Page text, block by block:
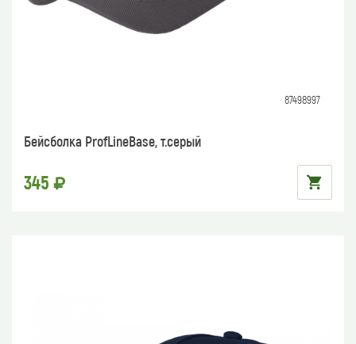
87498997
Бейсболка ProfLineBase, т.серый
345